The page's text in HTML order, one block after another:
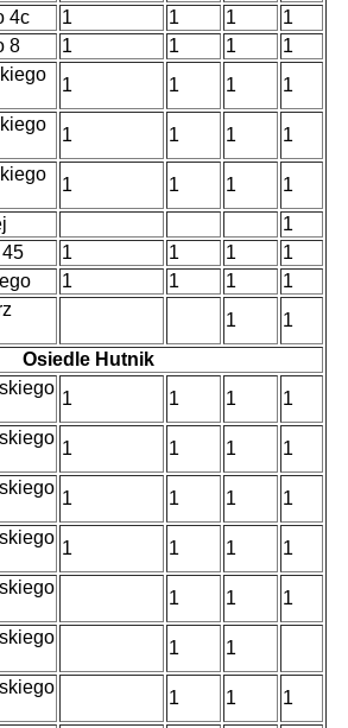
4c 1 1 1
1
8 1 1 1
1
1 1 1 1
1 1 1 1
1 1 1
1
1
1 1 1
1
1 1 1
1
1
1
Osiedle Hutnik
1 1 1 1
1 1 1 1
1 1 1 1
1 1 1 1
1 1 1
1 1
1 1 1